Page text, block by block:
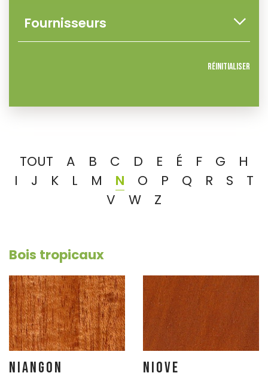
Réinitialiser
TOUT A B C D E É F G
H
I
J K L M N O P Q R S
T
V
W Z
Bois tropicaux
NIANGON NIOVE